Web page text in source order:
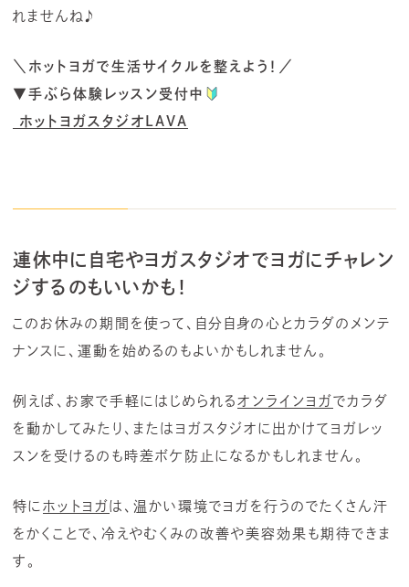
れませんね♪
＼ホットヨガで生活サイクルを整えよう！／
▼手ぶら体験レッスン受付中
ホットヨガスタジオLAVA
連休中に自宅やヨガスタジオでヨガにチャレン
ジするのもいいかも！
このお休みの期間を使って、自分自身の心とカラダのメンテ
ナンスに、運動を始めるのもよいかもしれません。
例えば、お家で手軽にはじめられる オンラインヨガ でカラダ
を動かしてみたり、またはヨガスタジオに出かけてヨガレッ
スンを受けるのも時差ボケ防止になるかもしれません。
特に ホットヨガ は、温かい環境でヨガを行うのでたくさん汗
をかくことで、冷えやむくみの改善や美容効果も期待できま
す。